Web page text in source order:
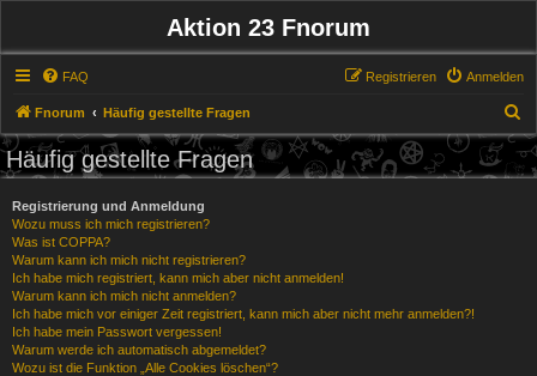
Aktion 23 Fnorum
FAQ Anmelden
Registrieren
Fnorum Häufig gestellte Fragen
u
Häufig gestellte Fragen
Registrierung und Anmeldung
Wozu muss ich mich registrieren?
Was ist COPPA?
Warum kann ich mich nicht registrieren?
Ich habe mich registriert, kann mich aber nicht anmelden!
Warum kann ich mich nicht anmelden?
Ich habe mich vor einiger Zeit registriert, kann mich aber nicht mehr anmelden?!
Ich habe mein Passwort vergessen!
Warum werde ich automatisch abgemeldet?
Wozu ist die Funktion „Alle Cookies löschen“?